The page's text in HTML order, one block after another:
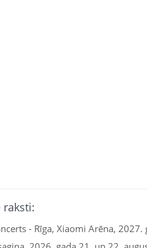
raksti:
- Rīga, Xiaomi Arēna,